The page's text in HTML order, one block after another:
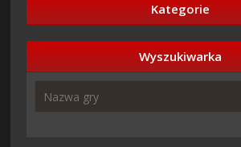
Kategorie
Wyszukiwarka